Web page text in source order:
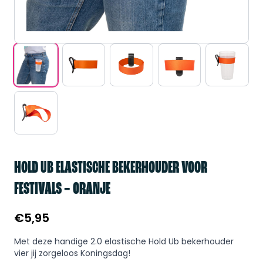
HOLD UB ELASTISCHE BEKERHOUDER VOOR
FESTIVALS – ORANJE
€5,95
Met deze handige 2.0 elastische Hold Ub bekerhouder
vier jij zorgeloos Koningsdag!